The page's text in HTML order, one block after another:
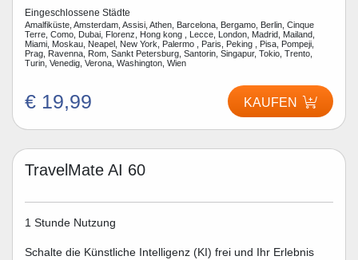
Eingeschlossene Städte
Amalfiküste, Amsterdam, Assisi, Athen, Barcelona, Bergamo, Berlin, Cinque
Terre, Como, Dubai, Florenz, Hong kong , Lecce, London, Madrid, Mailand,
Miami, Moskau, Neapel, New York, Palermo , Paris, Peking , Pisa, Pompeji,
Prag, Ravenna, Rom, Sankt Petersburg, Santorin, Singapur, Tokio, Trento,
Turin, Venedig, Verona, Washington, Wien
€ 19,99 KAUFEN
TravelMate AI 60
1 Stunde Nutzung
Schalte die Künstliche Intelligenz (KI) frei und Ihr Erlebnis